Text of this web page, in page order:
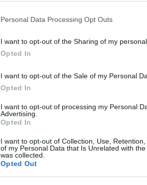
Personal Data Processing Opt Outs
I want to opt-out of the Sharing of my
Opted In
I want to opt-out of the Sale of my Personal
Opted In
I want to opt-out of processing my Personal
Advertising.
Opted In
I want to opt-out of Collection, Use,
of my Personal Data that Is Unrelated with
was collected.
Opted Out